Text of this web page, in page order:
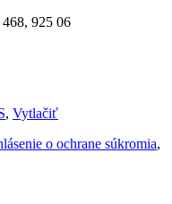
925 06
, Vytlačiť
o ochrane súkromia,